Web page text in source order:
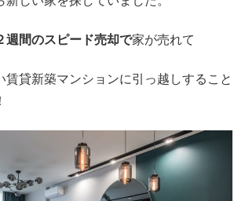
週間のスピード売却で家が売れて
賃貸新築マンションに引っ越しすること